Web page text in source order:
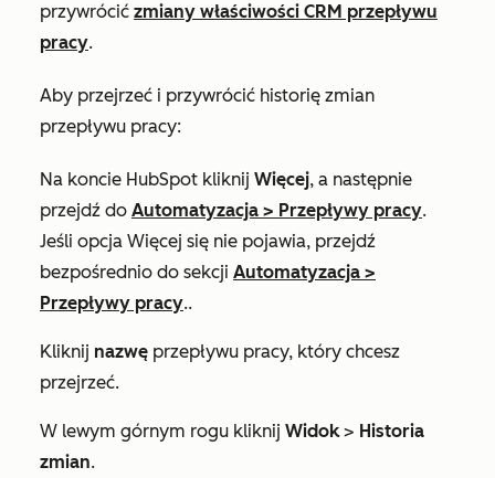
przywrócić zmiany właściwości CRM przepływu
pracy.
Aby przejrzeć i przywrócić historię zmian
przepływu pracy:
Na koncie HubSpot kliknij Więcej, a następnie
przejdź do Automatyzacja > Przepływy pracy.
Jeśli opcja Więcej się nie pojawia, przejdź
bezpośrednio do sekcji Automatyzacja >
Przepływy pracy..
Kliknij nazwę przepływu pracy, który chcesz
przejrzeć.
W lewym górnym rogu kliknij Widok> Historia
zmian.